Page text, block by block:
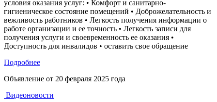
условия оказания услуг: • Комфорт и санитарно-
гигиеническое состояние помещений • Доброжелательность и
вежливость работников • Легкость получения информации о
работе организации и ее точность • Легкость записи для
получения услуги и своевременность ее оказания •
Доступность для инвалидов • оставить свое обращение
Подробнее
Объявление от 20 февраля 2025 года
Видеоновости